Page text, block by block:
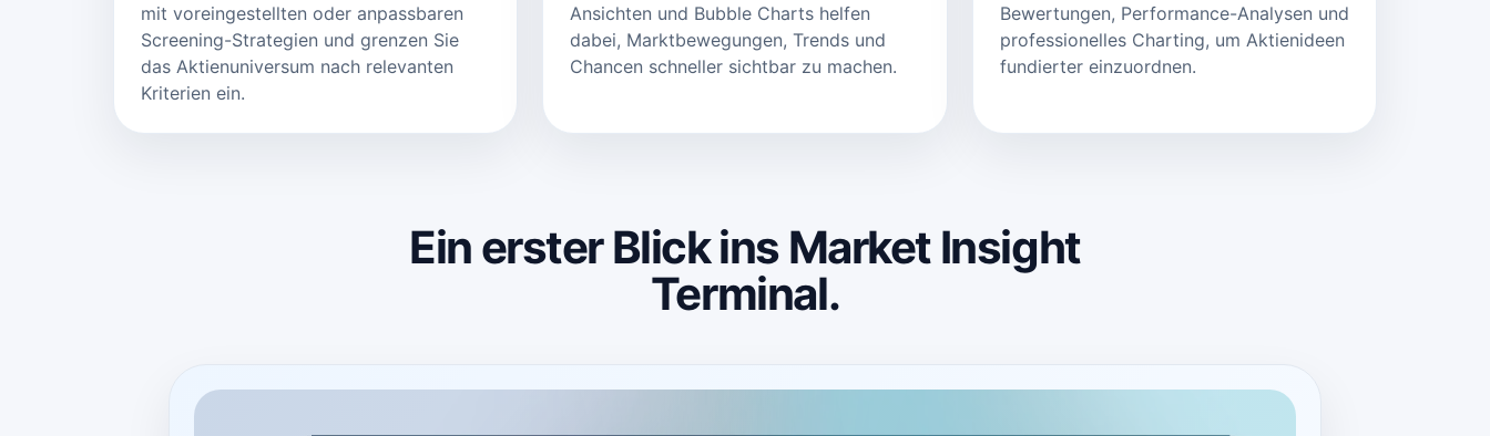
mit voreingestellten oder anpassbaren
Screening-Strategien und grenzen Sie
das Aktienuniversum nach relevanten
Kriterien ein.
Ansichten und Bubble Charts helfen
dabei, Marktbewegungen, Trends und
Chancen schneller sichtbar zu machen.
Bewertungen, Performance-Analysen und
professionelles Charting, um Aktienideen
fundierter einzuordnen.
Ein erster Blick ins Market Insight
Terminal.